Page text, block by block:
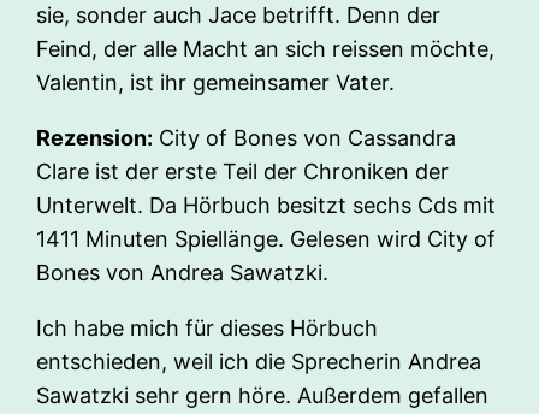
sie, sonder auch Jace betrifft. Denn der
Feind, der alle Macht an sich reissen möchte,
Valentin, ist ihr gemeinsamer Vater.
Rezension: City of Bones von Cassandra
Clare ist der erste Teil der Chroniken der
Unterwelt. Da Hörbuch besitzt sechs Cds mit
1411 Minuten Spiellänge. Gelesen wird City of
Bones von Andrea Sawatzki.
Ich habe mich für dieses Hörbuch
entschieden, weil ich die Sprecherin Andrea
Sawatzki sehr gern höre. Außerdem gefallen